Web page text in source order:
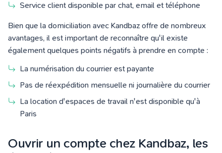
Service client disponible par chat, email et téléphone
Bien que la domiciliation avec Kandbaz offre de nombreux
avantages, il est important de reconnaître qu'il existe
également quelques points négatifs à prendre en compte :
La numérisation du courrier est payante
Pas de réexpédition mensuelle ni journalière du courrier
La location d'espaces de travail n'est disponible qu'à
Paris
Ouvrir un compte chez Kandbaz, les